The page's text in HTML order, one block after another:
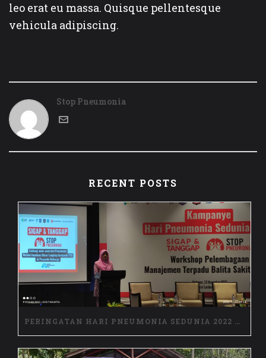
leo erat eu massa. Quisque pellentesque
vehicula adipiscing.
Stop Pneumonia
RECENT POSTS